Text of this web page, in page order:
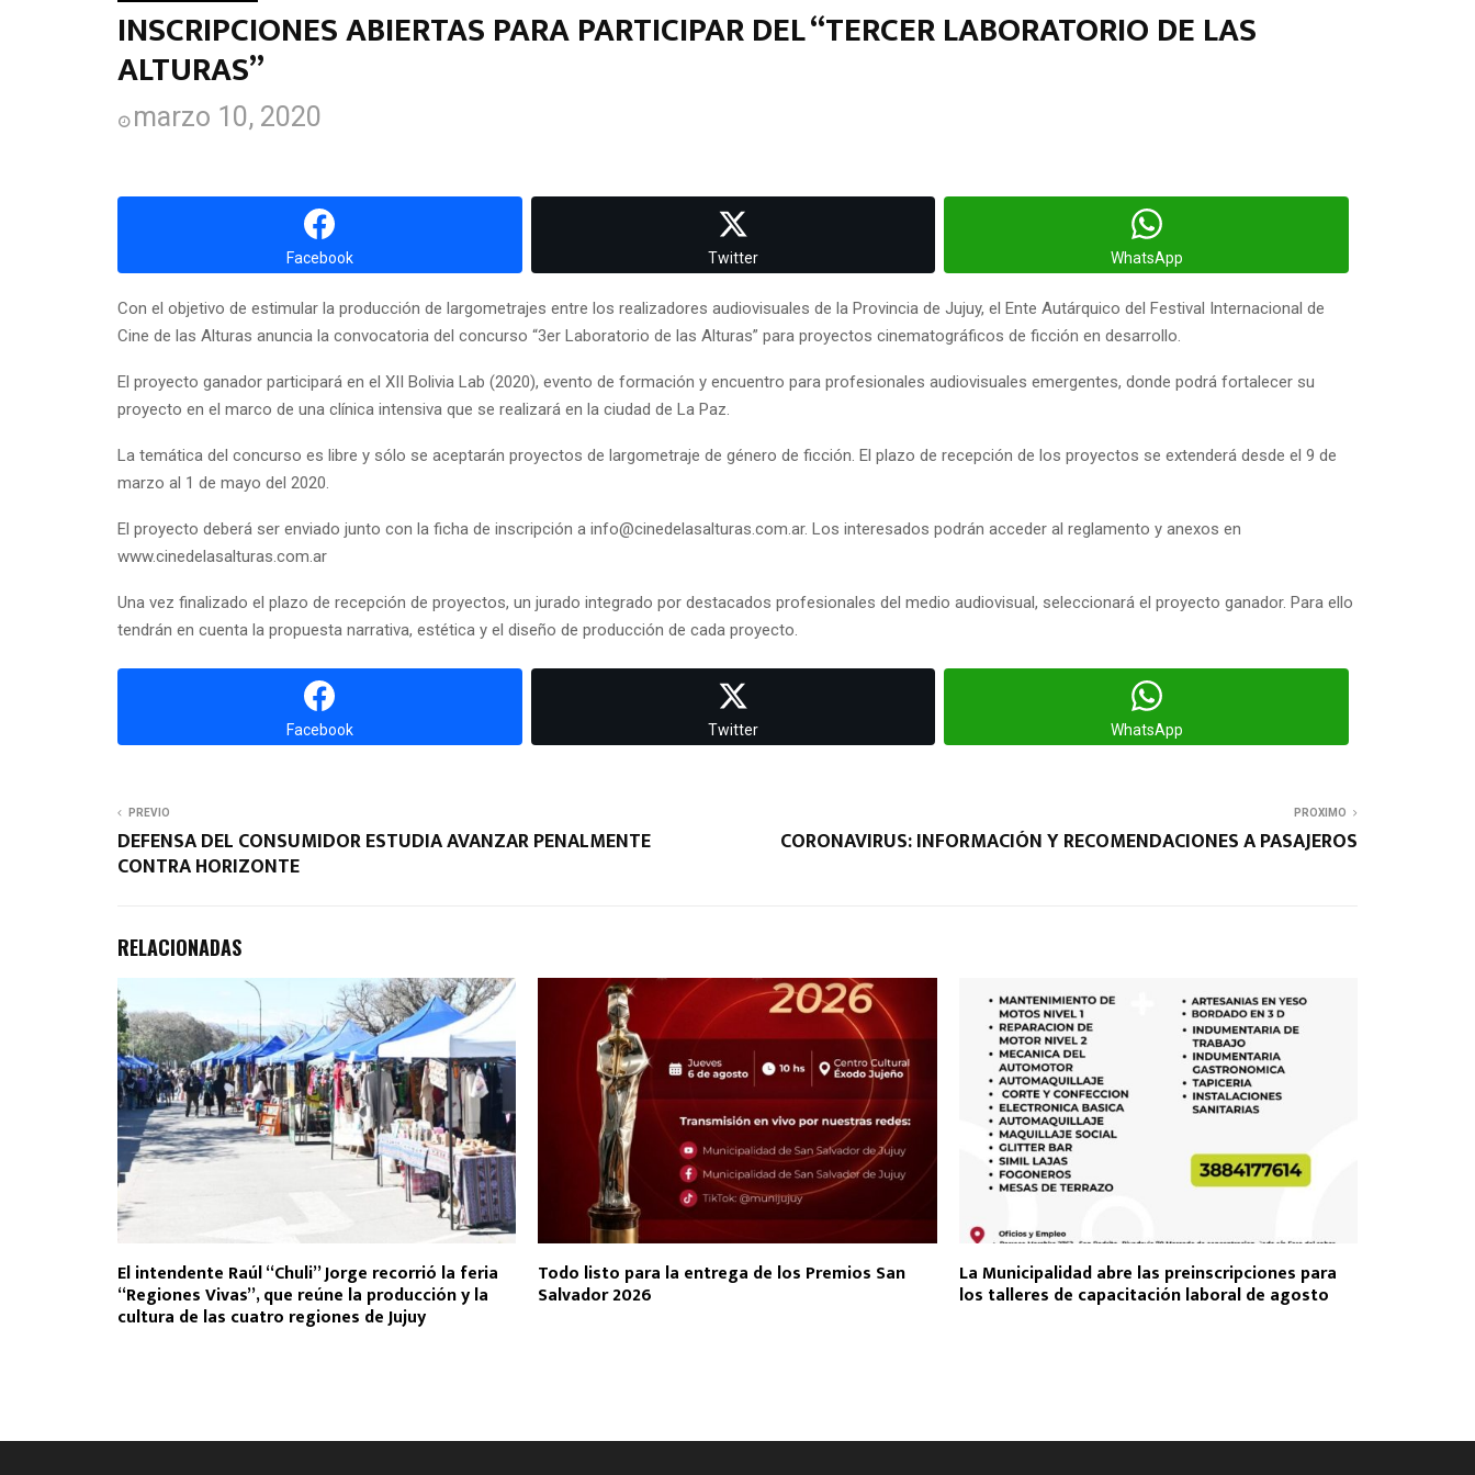
INSCRIPCIONES ABIERTAS PARA PARTICIPAR DEL “TERCER LABORATORIO DE LAS
ALTURAS”
marzo 10, 2020
Facebook Twitter WhatsApp
Con el objetivo de estimular la producción de largometrajes entre los realizadores audiovisuales de la Provincia de Jujuy, el Ente Autárquico del Festival Internacional de
Cine de las Alturas anuncia la convocatoria del concurso “3er Laboratorio de las Alturas” para proyectos cinematográficos de ficción en desarrollo.
El proyecto ganador participará en el XII Bolivia Lab (2020), evento de formación y encuentro para profesionales audiovisuales emergentes, donde podrá fortalecer su
proyecto en el marco de una clínica intensiva que se realizará en la ciudad de La Paz.
La temática del concurso es libre y sólo se aceptarán proyectos de largometraje de género de ficción. El plazo de recepción de los proyectos se extenderá desde el 9 de
marzo al 1 de mayo del 2020.
El proyecto deberá ser enviado junto con la ficha de inscripción a info@cinedelasalturas.com.ar. Los interesados podrán acceder al reglamento y anexos en
www.cinedelasalturas.com.ar
Una vez finalizado el plazo de recepción de proyectos, un jurado integrado por destacados profesionales del medio audiovisual, seleccionará el proyecto ganador. Para ello
tendrán en cuenta la propuesta narrativa, estética y el diseño de producción de cada proyecto.
Facebook Twitter WhatsApp
PREVIO
DEFENSA DEL CONSUMIDOR ESTUDIA AVANZAR PENALMENTE
CONTRA HORIZONTE
PROXIMO
CORONAVIRUS: INFORMACIÓN Y RECOMENDACIONES A PASAJEROS
RELACIONADAS
El intendente Raúl “Chuli” Jorge recorrió la feria
“Regiones Vivas”, que reúne la producción y la
cultura de las cuatro regiones de Jujuy
Todo listo para la entrega de los Premios San
Salvador 2026
La Municipalidad abre las preinscripciones para
los talleres de capacitación laboral de agosto